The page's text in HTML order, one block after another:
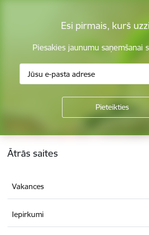
Esi pirmais, kurš
Piesakies jaunumu saņemšanai
Kājene
Ātrās saites
Vakances
Iepirkumi